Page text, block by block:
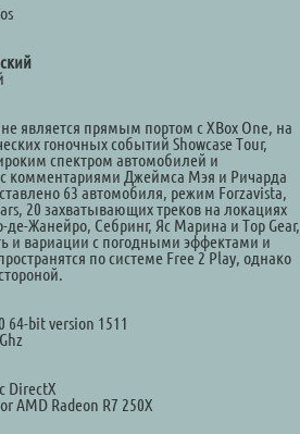
является прямым портом с XBox One, на
гоночных событий Showcase Tour,
спектром автомобилей и
комментариями Джеймса Мэя и Ричарда
63 автомобиля, режим Forzavista,
20 захватывающих треков на локациях
Жанейро, Себринг, Яс Марина и Top Gear,
и вариации с погодными эффектами и
по системе Free 2 Play, однако
64-bit version 1511
DirectX
AMD Radeon R7 250X